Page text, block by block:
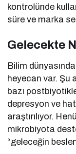
kontrolünde
süre ve marka
Gelecekte
Bilim
heyecan var. Şu
bazı
depresyon ve
araştırılıyor.
mikrobiyota
“geleceğin